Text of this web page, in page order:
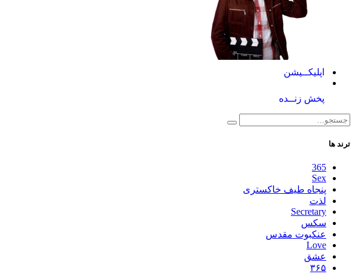
اپلیکــیشن
پخش زنــده
ترند ها
365
Sex
پنجاه طیف خاکستری
لذت
Secretary
سکس
عنکبوت مقدس
Love
عشق
۳۶۵